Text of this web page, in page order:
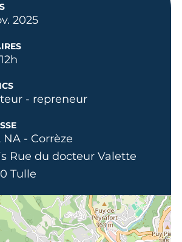
2025
- repreneur
NA - Corrèze
Rue du docteur Valette
Tulle